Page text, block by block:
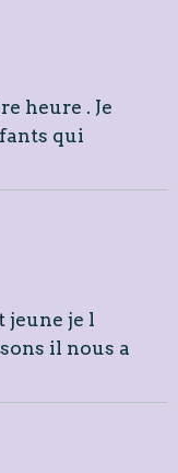
heure . Je
qui
jeune je l
il nous a